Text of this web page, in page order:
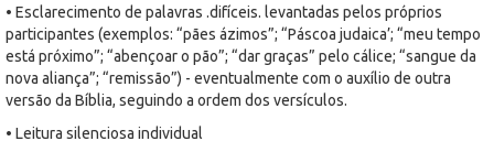
• Esclarecimento de palavras .difíceis. levantadas pelos próprios
participantes (exemplos: “pães ázimos”; “Páscoa judaica’; “meu tempo
está próximo”; “abençoar o pão”; “dar graças” pelo cálice; “sangue da
nova aliança”; “remissão”) - eventualmente com o auxílio de outra
versão da Bíblia, seguindo a ordem dos versículos.
• Leitura silenciosa individual